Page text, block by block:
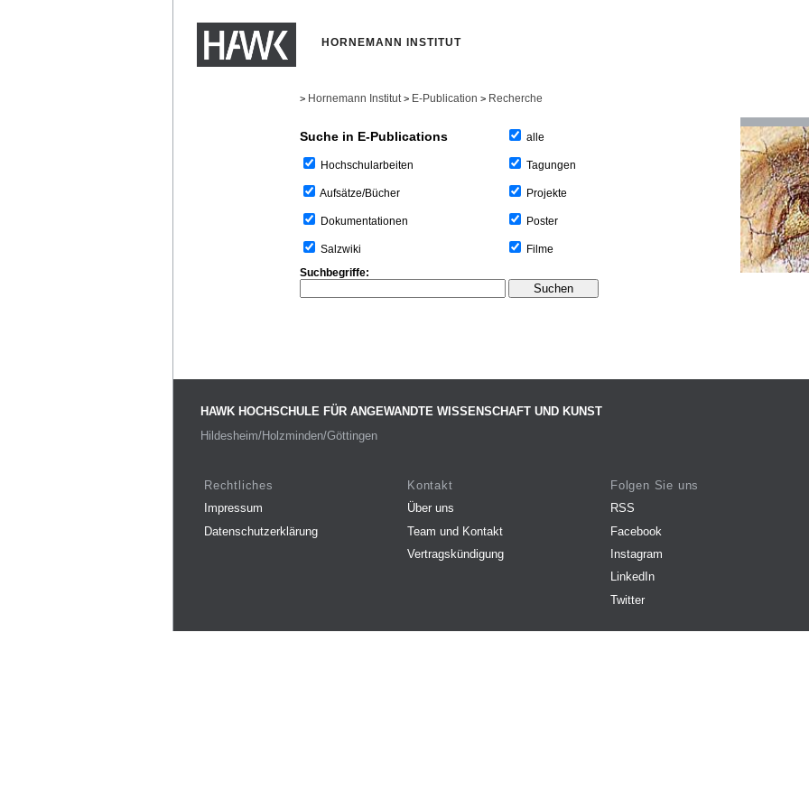
HORNEMANN INSTITUT
> Hornemann Institut > E-Publication > Recherche
Suche in E-Publications
Hochschularbeiten
Aufsätze/Bücher
Dokumentationen
Salzwiki
alle
Tagungen
Projekte
Poster
Filme
Suchbegriffe:
HAWK HOCHSCHULE FÜR ANGEWANDTE WISSENSCHAFT UND KUNST
Hildesheim/Holzminden/Göttingen
Rechtliches
Impressum
Datenschutzerklärung
Kontakt
Über uns
Team und Kontakt
Vertragskündigung
Folgen Sie uns
RSS
Facebook
Instagram
LinkedIn
Twitter